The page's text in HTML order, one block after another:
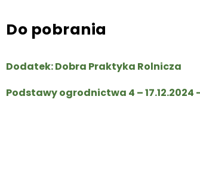
Do pobrania
Dodatek: Dobra Praktyka Rolnicza
Podstawy ogrodnictwa 4 –